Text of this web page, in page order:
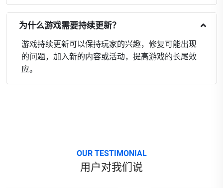
为什么游戏需要持续更新？
游戏持续更新可以保持玩家的兴趣，修复可能出现
的问题，加入新的内容或活动，提高游戏的长尾效
应。
OUR TESTIMONIAL
用户对我们说